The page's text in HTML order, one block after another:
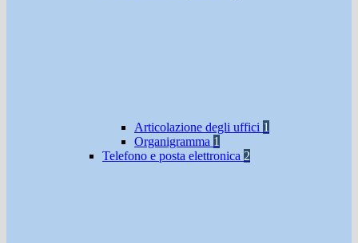
Articolazione degli uffici 1
Organigramma 1
Telefono e posta elettronica 2